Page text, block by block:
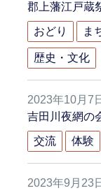
郡上藩江戸蔵
おどり ま
歴史・文化
2023年10月7
吉田川夜網の
交流 体験
2023年9月23